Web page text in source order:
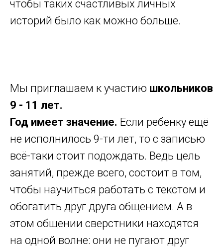
чтобы таких счастливых личных
историй было как можно больше.
Мы приглашаем к участию школьников
9 - 11 лет.
Год имеет значение. Если ребенку ещё
не исполнилось 9-ти лет, то с записью
всё-таки стоит подождать. Ведь цель
занятий, прежде всего, состоит в том,
чтобы научиться работать с текстом и
обогатить друг друга общением. А в
этом общении сверстники находятся
на одной волне: они не пугают друг